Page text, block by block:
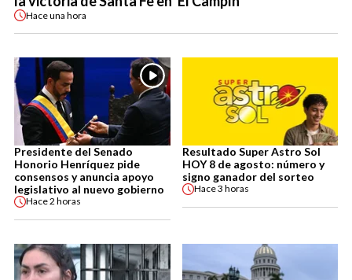
Haceuna hora
Presidente del Senado
Honorio Henríquez pide
consensos y anuncia apoyo
legislativo al nuevo gobierno
Hace2 horas
Resultado Super Astro Sol
HOY 8 de agosto: número y
signo ganador del sorteo
Hace3 horas